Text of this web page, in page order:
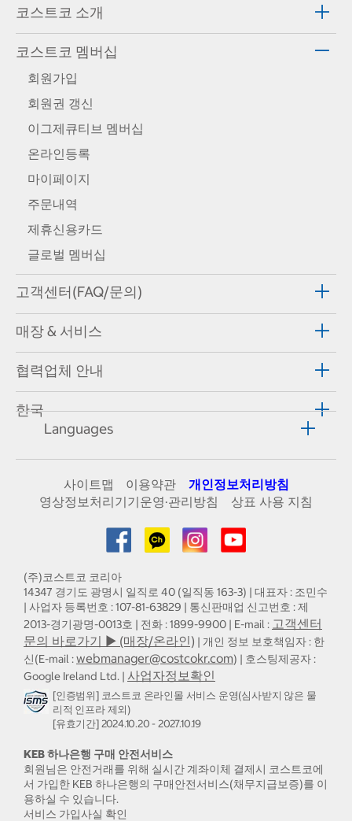
코스트코 소개
코스트코 멤버십
회원가입
회원권 갱신
이그제큐티브 멤버십
온라인등록
마이페이지
주문내역
제휴신용카드
글로벌 멤버십
고객센터(FAQ/문의)
매장 & 서비스
협력업체 안내
한국
Languages
사이트맵 이용약관
개인정보처리방침
영상정보처리기기운영·관리방침
상표 사용 지침
(주)코스트코 코리아
14347 경기도 광명시 일직로 40 (일직동 163-3) | 대표자 : 조민수
| 사업자 등록번호 : 107-81-63829 | 통신판매업 신고번호 : 제
2013-경기광명-0013호 | 전화 : 1899-9900 | E-mail : 고객센터
문의 바로가기 ▶ (매장/온라인) | 개인 정보 보호책임자 : 한
신(E-mail :webmanager@costcokr.com) | 호스팅제공자 :
Google Ireland Ltd. | 사업자정보확인
[인증범위] 코스트코 온라인몰 서비스 운영(심사받지 않은 물
리적 인프라 제외)
[유효기간] 2024.10.20 - 2027.10.19
KEB 하나은행 구매 안전서비스
회원님은 안전거래를 위해 실시간 계좌이체 결제시 코스트코에
서 가입한 KEB 하나은행의 구매안전서비스(채무지급보증)를 이
용하실 수 있습니다.
서비스 가입사실 확인